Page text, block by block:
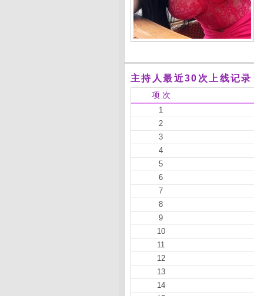
主持人最近30次上线记录
项 次
1
2
3
4
5
6
7
8
9
10
11
12
13
14